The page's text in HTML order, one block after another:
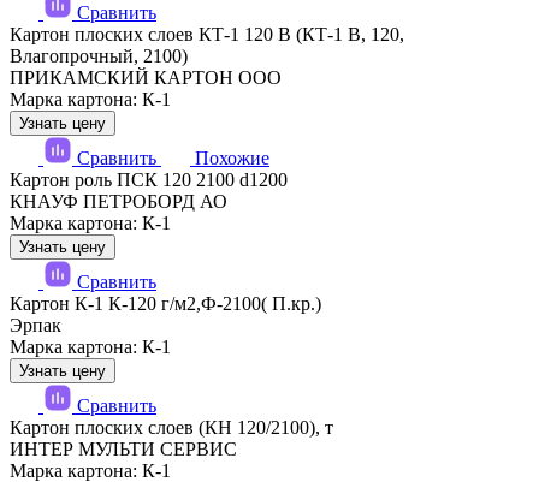
Сравнить
Картон плоских слоев КТ-1 120 В (КТ-1 В, 120,
Влагопрочный, 2100)
ПРИКАМСКИЙ КАРТОН ООО
Марка картона: К-1
Узнать цену
Сравнить
Похожие
Картон роль ПСК 120 2100 d1200
КНАУФ ПЕТРОБОРД АО
Марка картона: К-1
Узнать цену
Сравнить
Картон К-1 К-120 г/м2,Ф-2100( П.кр.)
Эрпак
Марка картона: К-1
Узнать цену
Сравнить
Картон плоских слоев (КН 120/2100), т
ИНТЕР МУЛЬТИ СЕРВИС
Марка картона: К-1